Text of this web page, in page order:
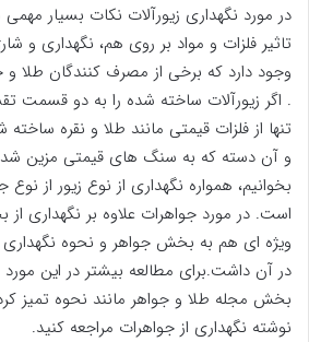
در مورد نگهداری زیورآلات نکات بسیار مهمی
تاثیر فلزات و مواد بر روی هم، نگهداری و
وجود دارد که برخی از مصرف کنندگان طلا و
. اگر زیورآلات ساخته شده را به دو قسمت
تنها از فلزات قیمتی مانند طلا و نقره ساخته
و آن دسته که به سنگ های قیمتی مزین شده
بخوانیم، همواره نگهداری از نوع زیور از
است. در مورد جواهرات علاوه بر نگهداری
ویژه ای هم به بخش جواهر و نحوه نگهداری
در آن داشت.برای مطالعه بیشتر در این
بخش مجله طلا و جواهر مانند نحوه تمیز
نوشته نگهداری از جواهرات مراجعه کنید.